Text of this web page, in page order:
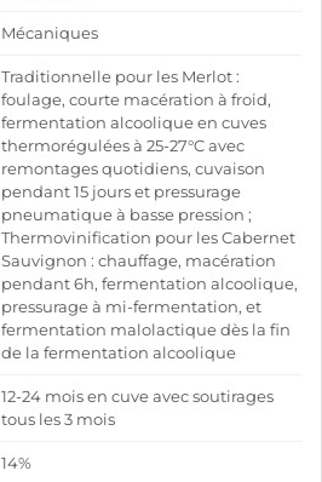
Mécaniques
Traditionnelle pour les Merlot :
foulage, courte macération à froid,
fermentation alcoolique en cuves
thermorégulées à 25-27°C avec
remontages quotidiens, cuvaison
pendant 15 jours et pressurage
pneumatique à basse pression ;
Thermovinification pour les Cabernet
Sauvignon : chauffage, macération
pendant 6h, fermentation alcoolique,
pressurage à mi-fermentation, et
fermentation malolactique dès la fin
de la fermentation alcoolique
12-24 mois en cuve avec soutirages
tous les 3 mois
14%